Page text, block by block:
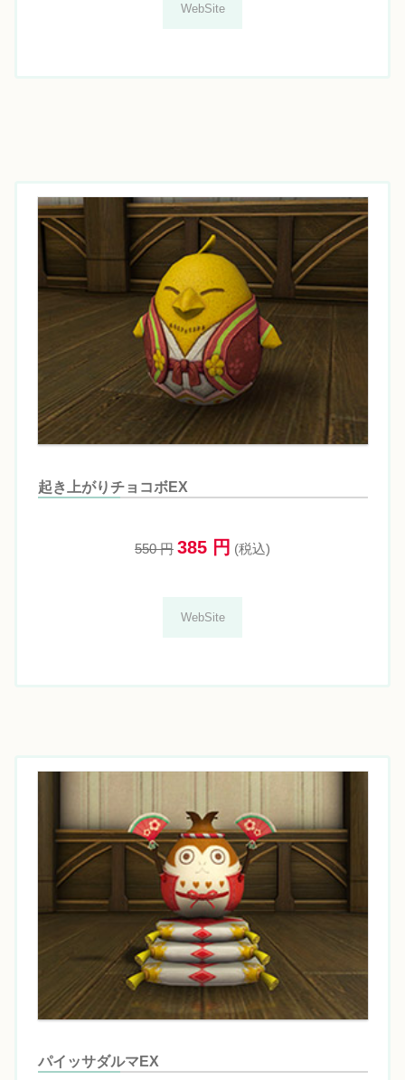
WebSite
起き上がりチョコボEX
550 円 385 円 (税込)
WebSite
パイッサダルマEX